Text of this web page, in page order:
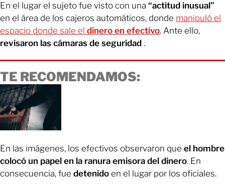
En el lugar el sujeto fue visto con una “actitud inusual”
en el área de los cajeros automáticos, donde manipuló el
espacio donde sale el dinero en efectivo. Ante ello,
revisaron las cámaras de seguridad .
TE RECOMENDAMOS:
En las imágenes, los efectivos observaron que el hombre
colocó un papel en la ranura emisora del dinero. En
consecuencia, fue detenido en el lugar por los oficiales.